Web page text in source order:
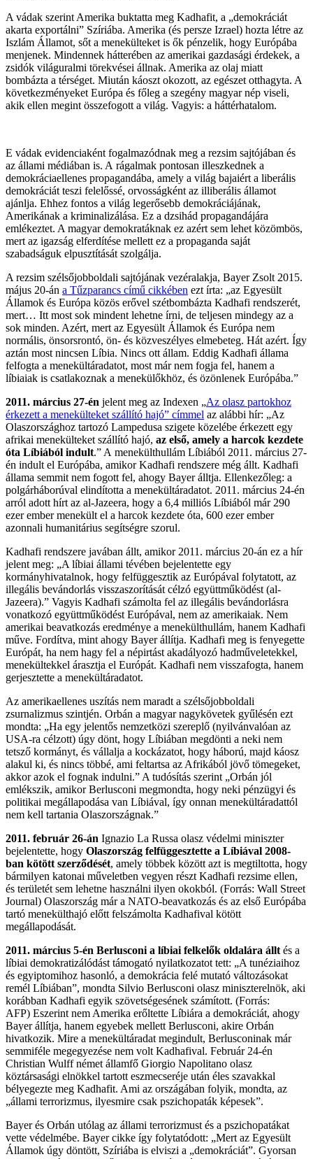
A vádak szerint Amerika buktatta meg Kadhafit, a „demokráciát
akarta exportálni” Szíriába. Amerika (és persze Izrael) hozta létre az
Iszlám Államot, sőt a menekülteket is ők pénzelik, hogy Európába
menjenek. Mindennek hátterében az amerikai gazdasági érdekek, a
zsidók világuralmi törekvései állnak. Amerika az olaj miatt
bombázta a térséget. Miután káoszt okozott, az egészet otthagyta. A
következményeket Európa és főleg a szegény magyar nép viseli,
akik ellen megint összefogott a világ. Vagyis: a háttérhatalom.
E vádak evidenciaként fogalmazódnak meg a rezsim sajtójában és
az állami médiában is. A rágalmak pontosan illeszkednek a
demokráciaellenes propagandába, amely a világ bajaiért a liberális
demokráciát teszi felelőssé, orvosságként az illiberális államot
ajánlja. Ehhez fontos a világ legerősebb demokráciájának,
Amerikának a kriminalizálása. Ez a dzsihád propagandájára
emlékeztet. A magyar demokratáknak ez azért sem lehet közömbös,
mert az igazság elferdítése mellett ez a propaganda saját
szabadságuk elpusztítását szolgálja.
A rezsim szélsőjobboldali sajtójának vezéralakja, Bayer Zsolt 2015.
május 20-án a Tűzparancs című cikkében ezt írta: „az Egyesült
Államok és Európa közös erővel szétbombázta Kadhafi rendszerét,
mert… Itt most sok mindent lehetne írni, de teljesen mindegy az a
sok minden. Azért, mert az Egyesült Államok és Európa nem
normális, önsorsrontó, ön- és közveszélyes elmebeteg. Hát azért. Így
aztán most nincsen Líbia. Nincs ott állam. Eddig Kadhafi állama
felfogta a menekültáradatot, most már nem fogja fel, hanem a
líbiaiak is csatlakoznak a menekülőkhöz, és özönlenek Európába.”
2011. március 27-én jelent meg az Indexen „Az olasz partokhoz
érkezett a menekülteket szállító hajó” címmel az alábbi hír: „Az
Olaszországhoz tartozó Lampedusa szigete közelébe érkezett egy
afrikai menekülteket szállító hajó, az első, amely a harcok kezdete
óta Líbiából indult.” A menekülthullám Líbiából 2011. március 27-
én indult el Európába, amikor Kadhafi rendszere még állt. Kadhafi
állama semmit nem fogott fel, ahogy Bayer álltja. Ellenkezőleg: a
polgárháborúval elindította a menekültáradatot. 2011. március 24-én
arról adott hírt az al-Jazeera, hogy a 6,4 milliós Líbiából már 290
ezer ember menekült el a harcok kezdete óta, 600 ezer ember
azonnali humanitárius segítségre szorul.
Kadhafi rendszere javában állt, amikor 2011. március 20-án ez a hír
jelent meg: „A líbiai állami tévében bejelentette egy
kormányhivatalnok, hogy felfüggesztik az Európával folytatott, az
illegális bevándorlás visszaszorítását célzó együttműködést (al-
Jazeera).” Vagyis Kadhafi számolta fel az illegális bevándorlásra
vonatkozó együttműködést Európával, nem az amerikaiak. Nem
amerikai beavatkozás eredménye a menekülthullám, hanem Kadhafi
műve. Fordítva, mint ahogy Bayer állítja. Kadhafi meg is fenyegette
Európát, ha nem hagy fel a népirtást akadályozó hadműveletekkel,
menekültekkel árasztja el Európát. Kadhafi nem visszafogta, hanem
gerjesztette a menekültáradatot.
Az amerikaellenes uszítás nem maradt a szélsőjobboldali
zsurnalizmus szintjén. Orbán a magyar nagykövetek gyűlésén ezt
mondta: „Ha egy jelentős nemzetközi szereplő (nyilvánvalóan az
USA-ra célzott) úgy dönt, hogy Líbiában megdönti a neki nem
tetsző kormányt, és vállalja a kockázatot, hogy háború, majd káosz
alakul ki, és nincs többé, ami feltartsa az Afrikából jövő tömegeket,
akkor azok el fognak indulni.” A tudósítás szerint „Orbán jól
emlékszik, amikor Berlusconi megmondta, hogy neki pénzügyi és
politikai megállapodása van Líbiával, így onnan menekültáradattól
nem kell tartania Olaszországnak.”
2011. február 26-án Ignazio La Russa olasz védelmi miniszter
bejelentette, hogy Olaszország felfüggesztette a Líbiával 2008-
ban kötött szerződését, amely többek között azt is megtiltotta, hogy
bármilyen katonai műveletben vegyen részt Kadhafi rezsime ellen,
és területét sem lehetne használni ilyen okokból. (Forrás: Wall Street
Journal) Olaszország már a NATO-beavatkozás és az első Európába
tartó menekülthajó előtt felszámolta Kadhafival kötött
megállapodását.
2011. március 5-én Berlusconi a líbiai felkelők oldalára állt és a
líbiai demokratizálódást támogató nyilatkozatot tett: „A tunéziaihoz
és egyiptomihoz hasonló, a demokrácia felé mutató változásokat
remél Líbiában”, mondta Silvio Berlusconi olasz miniszterelnök, aki
korábban Kadhafi egyik szövetségesének számított. (Forrás:
AFP) Eszerint nem Amerika erőltette Líbiára a demokráciát, ahogy
Bayer állítja, hanem egyebek mellett Berlusconi, akire Orbán
hivatkozik. Mire a menekültáradat megindult, Berlusconinak már
semmiféle megegyezése nem volt Kadhafival. Február 24-én
Christian Wulffnémet államfő Giorgio Napolitano olasz
köztársasági elnökkel tartott eszmecseréje után éles szavakkal
bélyegezte meg Kadhafit. Ami az országában folyik, mondta, az
„állami terrorizmus, ilyesmire csak pszichopaták képesek”.
Bayer és Orbán utólag az állami terrorizmust és a pszichopatákat
vette védelmébe. Bayer cikke így folytatódott: „Mert az Egyesült
Államok úgy döntött, Szíriába is elviszi a „demokráciát”. Gyorsan